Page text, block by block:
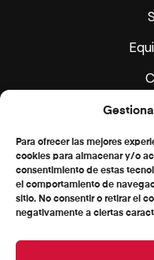
Para ofrecer las mejores
cookies para almacenar y/o
consentimiento de estas
el comportamiento de
sitio. No consentir o retirar el
negativamente a ciertas